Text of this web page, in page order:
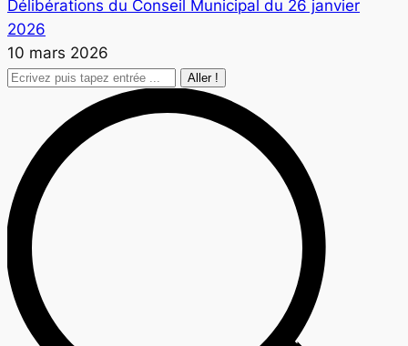
Délibérations du Conseil Municipal du 26 janvier
2026
10 mars 2026
Recherche